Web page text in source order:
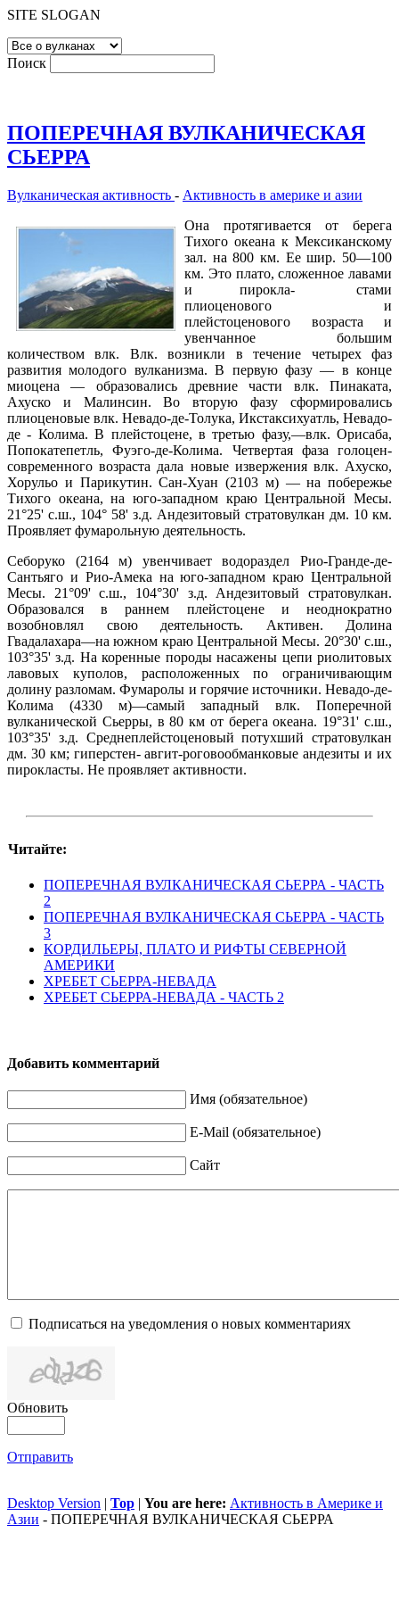
SITE SLOGAN
Поиск
ПОПЕРЕЧНАЯ ВУЛКАНИЧЕСКАЯ
СЬЕРРА
Вулканическая активность - Активность в америке и азии
Она протягивается от берега
Тихого океана к Мексиканскому
зал. на 800 км. Ее шир. 50—100
км. Это плато, сложенное лавами
и пирокла- стами
плиоценового и
плейстоценового возраста и
увенчанное большим
количеством влк. Влк. возникли в течение четырех фаз
развития молодого вулканизма. В первую фазу — в конце
миоцена — образовались древние части влк. Пинаката,
Ахуско и Малинсин. Во вторую фазу сформировались
плиоценовые влк. Невадо-де-Толука, Икстаксихуатль, Невадо-
де - Колима. В плейстоцене, в третью фазу,—влк. Орисаба,
Попокатепетль, Фуэго-де-Колима. Четвертая фаза голоцен-
современного возраста дала новые извержения влк. Ахуско,
Хорульо и Парикутин. Сан-Хуан (2103 м) — на побережье
Тихого океана, на юго-западном краю Центральной Месы.
21°25' с.ш., 104° 58' з.д. Андезитовый стратовулкан дм. 10 км.
Проявляет фумарольную деятельность.
Себоруко (2164 м) увенчивает водораздел Рио-Гранде-де-
Сантьяго и Рио-Амека на юго-западном краю Центральной
Месы. 21°09' с.ш., 104°30' з.д. Андезитовый стратовулкан.
Образовался в раннем плейстоцене и неоднократно
возобновлял свою деятельность. Активен. Долина
Гвадалахара—на южном краю Центральной Месы. 20°30' с.ш.,
103°35' з.д. На коренные породы насажены цепи риолитовых
лавовых куполов, расположенных по ограничивающим
долину разломам. Фумаролы и горячие источники. Невадо-де-
Колима (4330 м)—самый западный влк. Поперечной
вулканической Сьерры, в 80 км от берега океана. 19°31' с.ш.,
103°35' з.д. Среднеплейстоценовый потухший стратовулкан
дм. 30 км; гиперстен- авгит-роговообманковые андезиты и их
пирокласты. Не проявляет активности.
Читайте:
ПОПЕРЕЧНАЯ ВУЛКАНИЧЕСКАЯ СЬЕРРА - ЧАСТЬ
2
ПОПЕРЕЧНАЯ ВУЛКАНИЧЕСКАЯ СЬЕРРА - ЧАСТЬ
3
КОРДИЛЬЕРЫ, ПЛАТО И РИФТЫ СЕВЕРНОЙ
АМЕРИКИ
ХРЕБЕТ СЬЕРРА-НЕВАДА
ХРЕБЕТ СЬЕРРА-НЕВАДА - ЧАСТЬ 2
Добавить комментарий
Имя (обязательное)
E-Mail (обязательное)
Сайт
Подписаться на уведомления о новых комментариях
Обновить
Отправить
Desktop Version | Top | You are here: Активность в Америке и
Азии - ПОПЕРЕЧНАЯ ВУЛКАНИЧЕСКАЯ СЬЕРРА